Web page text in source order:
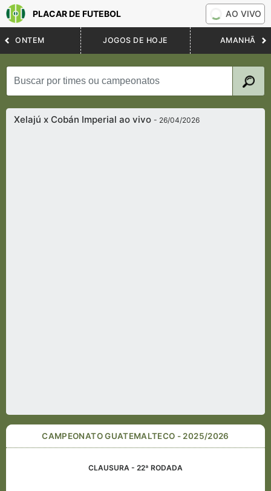
PLACAR DE FUTEBOL AO VIVO
ONTEM JOGOS DE HOJE AMANHÃ
Xelajú x Cobán Imperial ao vivo- 26/04/2026
CAMPEONATO GUATEMALTECO - 2025/2026
CLAUSURA - 22ª RODADA